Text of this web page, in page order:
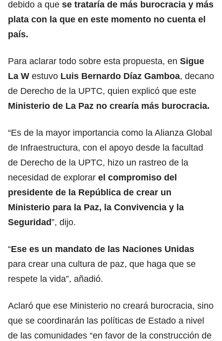
debido a que se trataría de más burocracia y más
plata con la que en este momento no cuenta el
país.
Para aclarar todo sobre esta propuesta, en Sigue
La W estuvo Luis Bernardo Díaz Gamboa, decano
de Derecho de la UPTC, quien explicó que este
Ministerio de La Paz no crearía más burocracia.
“Es de la mayor importancia como la Alianza Global
de Infraestructura, con el apoyo desde la facultad
de Derecho de la UPTC, hizo un rastreo de la
necesidad de explorar el compromiso del
presidente de la República de crear un
Ministerio para la Paz, la Convivencia y la
Seguridad”, dijo.
“Ese es un mandato de las Naciones Unidas
para crear una cultura de paz, que haga que se
respete la vida”, añadió.
Aclaró que ese Ministerio no creará burocracia, sino
que se coordinarán las políticas de Estado a nivel
de las comunidades “en favor de la construcción de